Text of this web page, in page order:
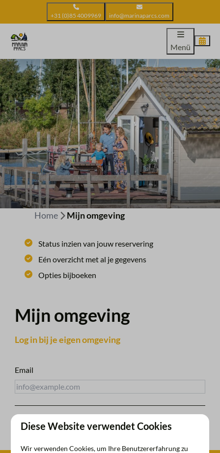
+31 (0)85 4009969 info@marinaparcs.com
Menü
Home Mijn omgeving
Status inzien van jouw reservering
Eén overzicht met al je gegevens
Opties bijboeken
Mijn omgeving
Log in bij je eigen omgeving
Email
Zugangslink erhalten
Diese Website verwendet Cookies
Wir verwenden Cookies, um Ihre Benutzererfahrung zu